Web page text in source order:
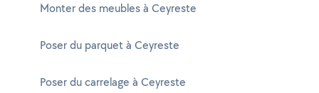
Monter des meubles à Ceyreste
Poser du parquet à Ceyreste
Poser du carrelage à Ceyreste